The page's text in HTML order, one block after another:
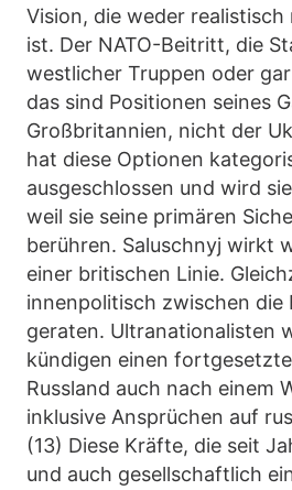
Vision, die weder
ist. Der NATO-Beitritt, die
westlicher Truppen oder
das sind Positionen seines
Großbritannien, nicht der
hat diese Optionen
ausgeschlossen und wird
weil sie seine primären
berühren. Saluschnyj wirkt
einer britischen Linie.
innenpolitisch zwischen die
geraten. Ultranationalisten
kündigen einen
Russland auch nach einem
inklusive Ansprüchen auf
(13) Diese Kräfte, die seit
und auch gesellschaftlich